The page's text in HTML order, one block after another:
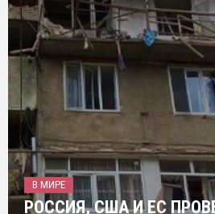
В МИРЕ
РОССИЯ, США И ЕС